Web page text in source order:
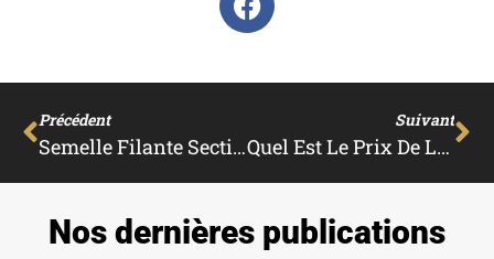
Précédent
Semelle Filante Section Minimale 50 25 Cm Vs Semelle Isolée
Suivant
Quel Est Le Prix De La Batterie Tesla Powerwall ?
Nos dernières publications